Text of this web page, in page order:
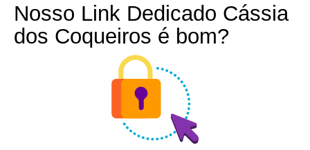
Nosso Link Dedicado Cássia
dos Coqueiros é bom?